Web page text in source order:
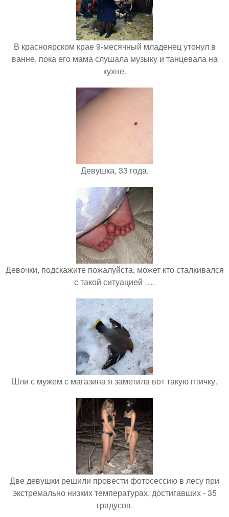
В красноярском крае 9-месячный младенец утонул в
ванне, пока его мама слушала музыку и танцевала на
кухне.
Девушка, 33 года.
Девочки, подскажите пожалуйста, может кто сталкивался
с такой ситуацией ….
Шли с мужем с магазина я заметила вот такую птичку.
Две девушки решили провести фотосессию в лесу при
экстремально низких температурах, достигавших - 35
градусов.